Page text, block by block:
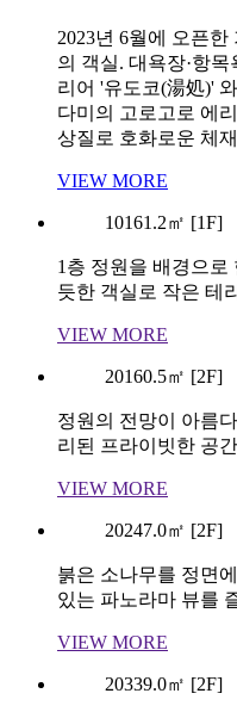
2023년 6월에 오픈
의 객실. 대욕장·항목
리어 '유도코(湯処)'
다미의 고로고로 에
상질로 호화로운 체
VIEW MORE
10161.2㎡ [1F]
1층 정원을 배경으로
듯한 객실로 작은 테
VIEW MORE
20160.5㎡ [2F]
정원의 전망이 아름
리된 프라이빗한 공
VIEW MORE
20247.0㎡ [2F]
붉은 소나무를 정면
있는 파노라마 뷰를
VIEW MORE
20339.0㎡ [2F]